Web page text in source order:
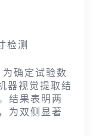
检测
确定试验数
器视觉提取结
结果表明两
为双侧显著